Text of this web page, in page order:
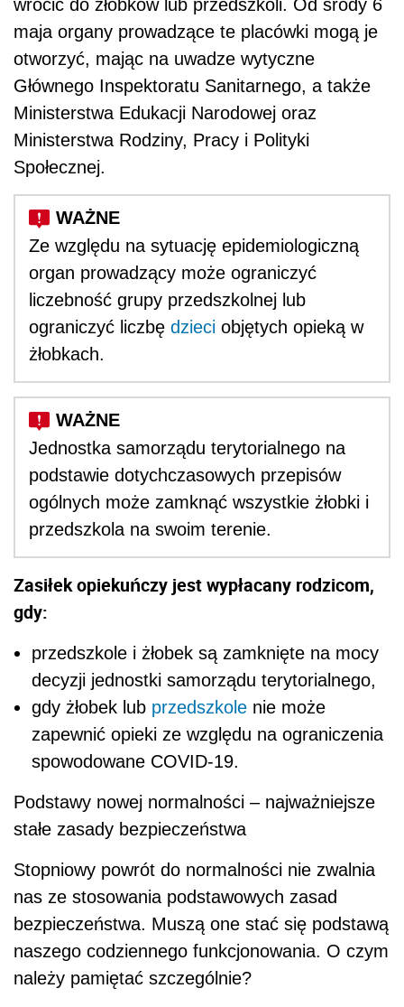
wrócić do żłobków lub przedszkoli. Od środy 6
maja organy prowadzące te placówki mogą je
otworzyć, mając na uwadze wytyczne
Głównego Inspektoratu Sanitarnego, a także
Ministerstwa Edukacji Narodowej oraz
Ministerstwa Rodziny, Pracy i Polityki
Społecznej.
Ze względu na sytuację epidemiologiczną
organ prowadzący może ograniczyć
liczebność grupy przedszkolnej lub
ograniczyć liczbę dzieci objętych opieką w
żłobkach.
Jednostka samorządu terytorialnego na
podstawie dotychczasowych przepisów
ogólnych może zamknąć wszystkie żłobki i
przedszkola na swoim terenie.
Zasiłek opiekuńczy jest wypłacany rodzicom,
gdy:
przedszkole i żłobek są zamknięte na mocy
decyzji jednostki samorządu terytorialnego,
gdy żłobek lub przedszkole nie może
zapewnić opieki ze względu na ograniczenia
spowodowane COVID-19.
Podstawy nowej normalności – najważniejsze
stałe zasady bezpieczeństwa
Stopniowy powrót do normalności nie zwalnia
nas ze stosowania podstawowych zasad
bezpieczeństwa. Muszą one stać się podstawą
naszego codziennego funkcjonowania. O czym
należy pamiętać szczególnie?